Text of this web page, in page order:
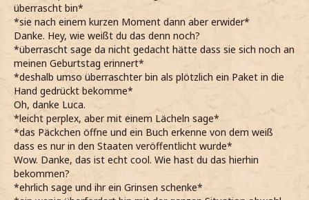
überrascht bin*
*sie nach einem kurzen Moment dann aber erwider*
Danke. Hey, wie weißt du das denn noch?
*überrascht sage da nicht gedacht hätte dass sie sich noch an
meinen Geburtstag erinnert*
*deshalb umso überraschter bin als plötzlich ein Paket in die
Hand gedrückt bekomme*
Oh, danke Luca.
*leicht perplex, aber mit einem Lächeln sage*
*das Päckchen öffne und ein Buch erkenne von dem weiß
dass es nur in den Staaten veröffentlicht wurde*
Wow. Danke, das ist echt cool. Wie hast du das hierhin
bekommen?
*ehrlich sage und ihr ein Grinsen schenke*